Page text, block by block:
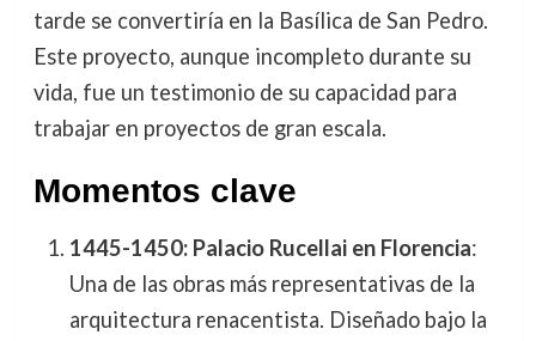
tarde se convertiría en la Basílica de San Pedro.
Este proyecto, aunque incompleto durante su
vida, fue un testimonio de su capacidad para
trabajar en proyectos de gran escala.
Momentos clave
1445-1450: Palacio Rucellai en Florencia:
Una de las obras más representativas de la
arquitectura renacentista. Diseñado bajo la